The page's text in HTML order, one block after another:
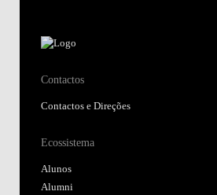
Contactos
Contactos e Direções
Ecossistema
Alunos
Alumni